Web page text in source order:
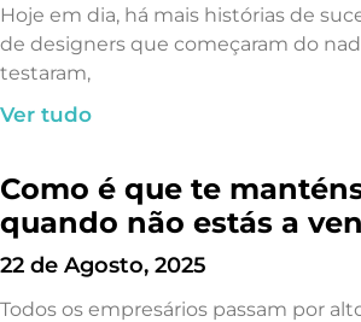
Hoje em dia, há mais histórias de
de designers que começaram do
testaram,
Ver tudo
Como é que te
quando não estás a
22 de Agosto, 2025
Todos os empresários passam por